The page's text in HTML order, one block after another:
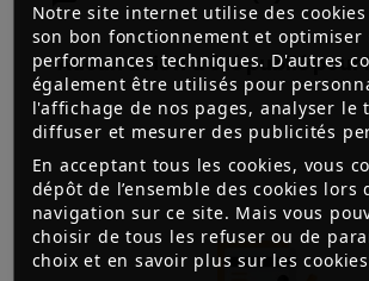
Notre site internet utilise des
son bon fonctionnement et optimiser
performances techniques. D'autres
également être utilisés pour
l'affichage de nos pages, analyser le
diffuser et mesurer des publicités
En acceptant tous les cookies, vous
dépôt de l’ensemble des cookies lors
navigation sur ce site. Mais vous
choisir de tous les refuser ou de
choix et en savoir plus sur les
Aucun avis n'a été publié pour